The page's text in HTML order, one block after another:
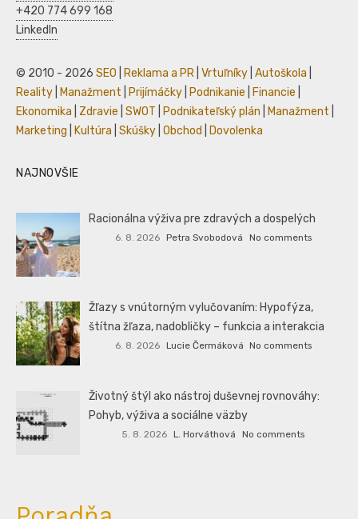
+420 774 699 168
LinkedIn
© 2010 - 2026 SEO Reklama a PR Vrtuľníky Autoškola
Reality
Manažment Prijímáčky Podnikanie Financie
Ekonomika
Zdravie SWOT Podnikateľský plán Manažment
Marketing
Kultúra Skúšky Obchod Dovolenka
NAJNOVŠIE
Racionálna výživa pre zdravých a dospelých
6. 8. 2026 Petra Svobodová No comments
Žľazy s vnútorným vylučovaním: Hypofýza,
štítna žľaza, nadobličky – funkcia a interakcia
6. 8. 2026 Lucie Čermáková No comments
Životný štýl ako nástroj duševnej rovnováhy:
Pohyb, výživa a sociálne väzby
5. 8. 2026 L. Horváthová No comments